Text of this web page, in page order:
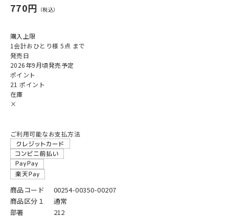
770円
購入上限
1会計おひとり様 5点 まで
発売日
2026年9月頃発売予定
ポイント
21 ポイント
在庫
×
ご利用可能なお支払方法
商品コード
00254-00350-00207
商品区分１
通常
部署
212